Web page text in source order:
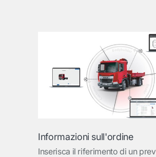
Informazioni sull'ordine
Inserisca il riferimento di un